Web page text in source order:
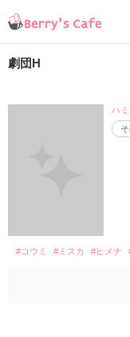
劇団H
ハ
#コウミ #ミスカ #ヒメナ